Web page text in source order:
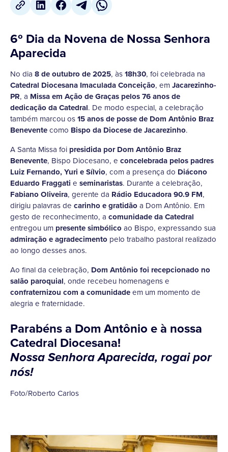
6º Dia da Novena de Nossa Senhora
Aparecida
No dia 8 de outubro de 2025, às18h30, foi celebrada na
Catedral Diocesana Imaculada Conceição, emJacarezinho-
PR, a Missa em Ação de Graças pelos 76 anos de
dedicação da Catedral. De modo especial, a celebração
também marcou os15 anos de posse de Dom Antônio Braz
Beneventecomo Bispo da Diocese de Jacarezinho.
A Santa Missa foi presidida por Dom Antônio Braz
Benevente, Bispo Diocesano, e concelebrada pelos padres
Luiz Fernando, Yuri e Sílvio, com a presença do Diácono
Eduardo Fraggati e seminaristas. Durante a celebração,
Fabiano Oliveira, gerente da Rádio Educadora 90.9 FM,
dirigiu palavras de carinho e gratidãoa Dom Antônio. Em
gesto de reconhecimento, a comunidade da Catedral
entregou um presente simbólicoao Bispo, expressando sua
admiração e agradecimento pelo trabalho pastoral realizado
ao longo desses anos.
Ao final da celebração, Dom Antônio foi recepcionado no
salão paroquial, onde recebeu homenagens e
confraternizou com a comunidadeem um momento de
alegria e fraternidade.
Parabéns a Dom Antônio e à nossa
Catedral Diocesana!
Nossa Senhora Aparecida, rogai por
nós!
Foto/Roberto Carlos